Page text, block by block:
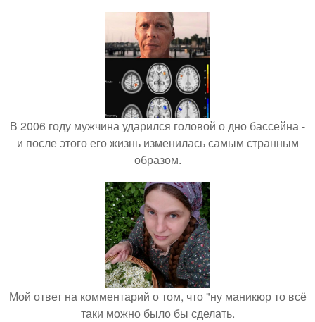
В 2006 году мужчина ударился головой о дно бассейна -
и после этого его жизнь изменилась самым странным
образом.
Мой ответ на комментарий о том, что "ну маникюр то всё
таки можно было бы сделать.